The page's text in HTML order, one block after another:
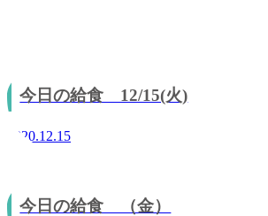
今日の給食 12/15(火)
2020.12.15
今日の給食 （金）